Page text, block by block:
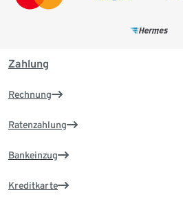
Zahlung
Rechnung
Ratenzahlung
Bankeinzug
Kreditkarte